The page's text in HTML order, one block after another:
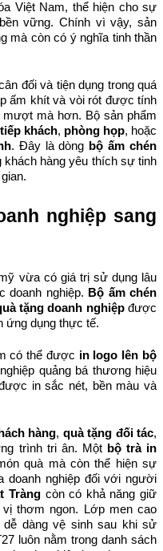
Việt Nam, thể hiện cho sự
vững. Chính vì vậy, sản
mà còn có ý nghĩa tinh thần
đối và tiện dụng trong quá
ấm khít và vòi rót được tính
mà hơn. Bộ sản phẩm
khách, phòng họp, hoặc
. Đây là dòng bộ ấm chén
hàng yêu thích sự tinh
nghiệp sang
vừa có giá trị sử dụng lâu
doanh nghiệp. Bộ ấm chén
tặng doanh nghiệp được
ứng dụng thực tế.
có thể được in logo lên bộ
quảng bá thương hiệu
in sắc nét, bền màu và
hàng, quà tặng đối tác
trình tri ân. Một bộ trà in
quà mà còn thể hiện sự
doanh nghiệp đối với người
Tràng còn có khả năng giữ
thơm ngon. Lớp men cao
dàng vệ sinh sau khi sử